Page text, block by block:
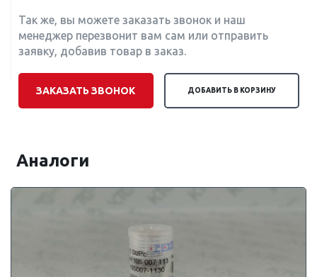
Так же, вы можете заказать звонок и наш
менеджер перезвонит вам сам или отправить
заявку, добавив товар в заказ.
ЗАКАЗАТЬ ЗВОНОК ДОБАВИТЬ В КОРЗИНУ
Аналоги